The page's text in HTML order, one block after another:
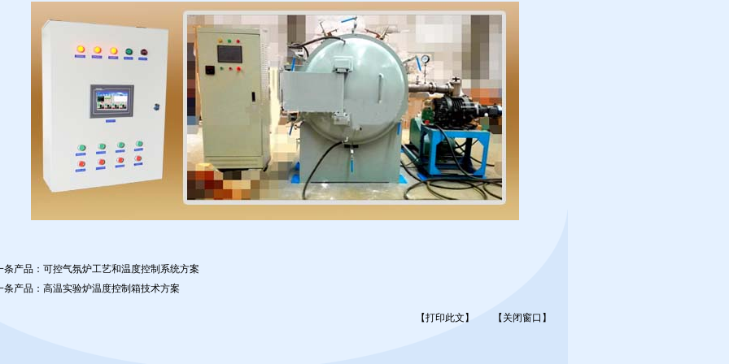
条产品： 可控气氛炉工艺和温度控制系统方案
条产品： 高温实验炉温度控制箱技术方案
【打印此文】 【关闭窗口】